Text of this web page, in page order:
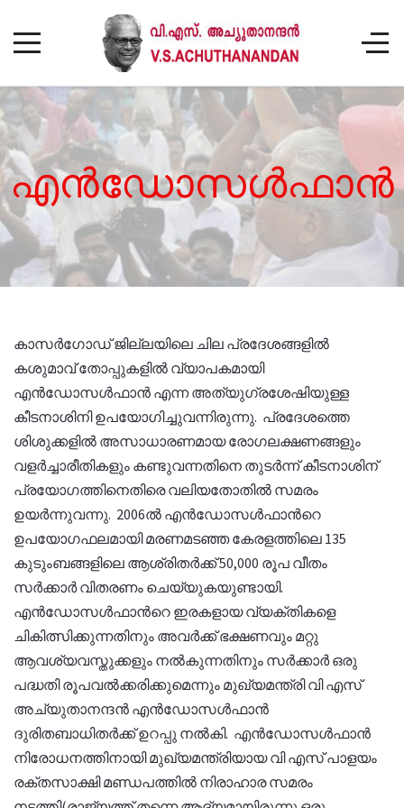
എൻഡോസൾഫാൻ
കാസര്‍ഗോഡ് ജില്ലയിലെ ചില പ്രദേശങ്ങളില്‍
കശുമാവ് തോപ്പുകളില്‍ വ്യാപകമായി
എന്‍ഡോസള്‍ഫാന്‍ എന്ന അത്യുഗ്രശേഷിയുള്ള
കീടനാശിനി ഉപയോഗിച്ചുവന്നിരുന്നു. പ്രദേശത്തെ
ശിശുക്കളില്‍ അസാധാരണമായ രോഗലക്ഷണങ്ങളും
വളര്‍ച്ചാരീതികളും കണ്ടുവന്നതിനെ തുടര്‍ന്ന് കീടനാശിന്
പ്രയോഗത്തിനെതിരെ വലിയതോതില്‍ സമരം
ഉയര്‍ന്നുവന്നു. 2006ല്‍ എന്‍ഡോസള്‍ഫാന്‍റെ
ഉപയോഗഫലമായി മരണമടഞ്ഞ കേരളത്തിലെ 135
കുടുംബങ്ങളിലെ ആശ്രിതര്‍ക്ക് 50,000 രൂപ വീതം
സര്‍ക്കാര്‍ വിതരണം ചെയ്യുകയുണ്ടായി.
എന്‍ഡോസള്‍ഫാന്‍റെ ഇരകളായ വ്യക്തികളെ
ചികിത്സിക്കുന്നതിനും അവര്‍ക്ക് ഭക്ഷണവും മറ്റു
ആവശ്യവസ്തുക്കളും നല്‍കുന്നതിനും സര്‍ക്കാര്‍ ഒരു
പദ്ധതി രൂപവല്‍ക്കരിക്കുമെന്നും മുഖ്യമന്ത്രി വി എസ്
അച്യുതാനന്ദന്‍ എന്‍ഡോസള്‍ഫാന്‍
ദുരിതബാധിതര്‍ക്ക് ഉറപ്പു നല്‍കി. എന്‍ഡോസള്‍ഫാന്‍
നിരോധനത്തിനായി മുഖ്യമന്ത്രിയായ വി എസ് പാളയം
രക്തസാക്ഷി മണ്ഡപത്തില്‍ നിരാഹാര സമരം